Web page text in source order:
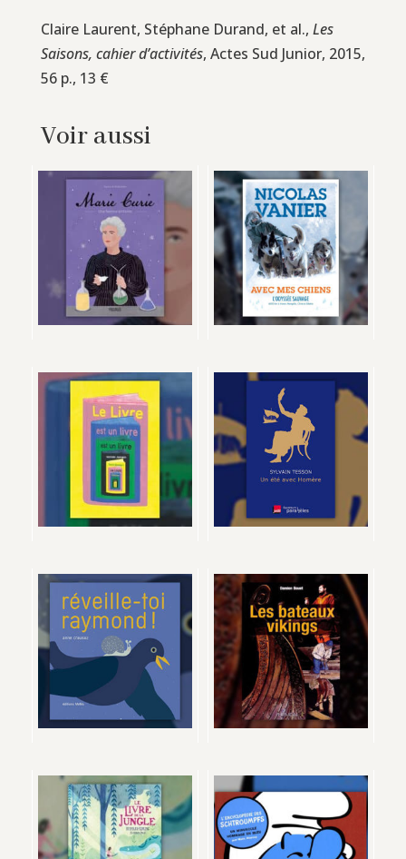
Claire Laurent, Stéphane Durand, et al., Les
Saisons, cahier d’activités, Actes Sud Junior, 2015,
56 p., 13 €
Voir aussi